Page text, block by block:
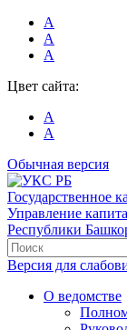
А
А
А
Цвет сайта:
А
А
Обычная версия
Государственное
Управление
Республики
Версия для
О ведомстве